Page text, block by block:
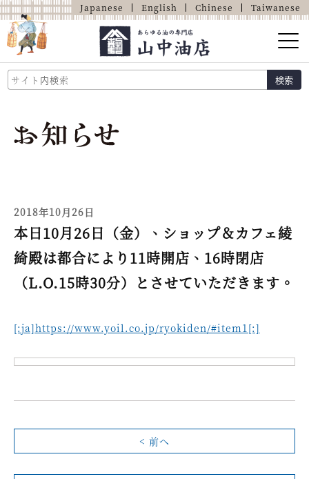
Japanese English Chinese Taiwanese
検索
山中油店的介紹
商品介紹
2018年10月26日
本日10月26日（金）、ショップ＆カフェ綾
綺殿は都合により11時開店、16時閉店
（L.O.15時30分）とさせていただきます。
[:ja]https://www.yoil.co.jp/ryokiden/#item1[:]
< 前へ